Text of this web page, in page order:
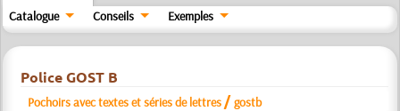
Catalogue
Conseils Exemples
Police GOST B
Pochoirs avec textes et séries de lettres /gostb